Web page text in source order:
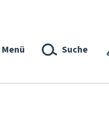
Menü Suche